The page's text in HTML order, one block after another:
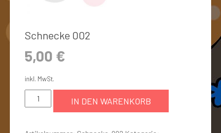
Schnecke 002
5,00 €
inkl. MwSt.
IN DEN WARENKORB